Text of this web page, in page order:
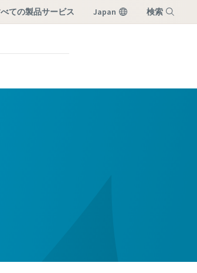
すべての製品サービス Japan 検索